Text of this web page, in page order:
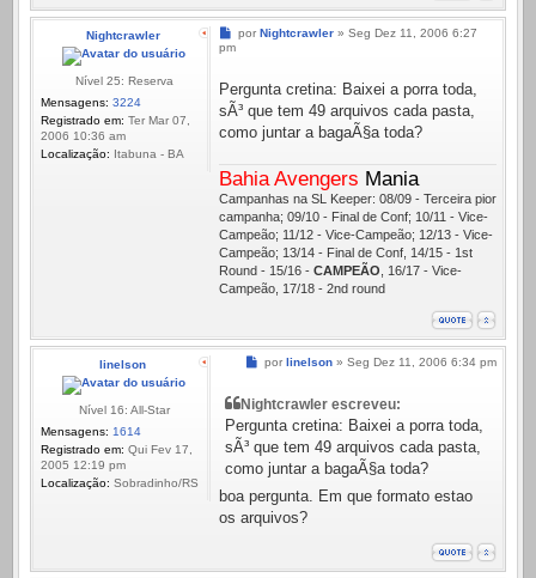
Nightcrawler
Nível 25: Reserva
Mensagens: 3224
Registrado em: Ter Mar 07,
2006 10:36 am
Localização: Itabuna - BA
Mensagem
por Nightcrawler» Seg Dez 11, 2006 6:27
pm
Pergunta cretina: Baixei a porra toda,
sÃ³ que tem 49 arquivos cada pasta,
como juntar a bagaÃ§a toda?
Bahia Avengers Mania
Campanhas na SL Keeper: 08/09 - Terceira pior
campanha; 09/10 - Final de Conf; 10/11 - Vice-
Campeão; 11/12 - Vice-Campeão; 12/13 - Vice-
Campeão; 13/14 - Final de Conf, 14/15 - 1st
Round - 15/16 - CAMPEÃO , 16/17 - Vice-
Campeão, 17/18 - 2nd round
linelson
Nível 16: All-Star
Mensagens: 1614
Registrado em: Qui Fev 17,
2005 12:19 pm
Localização: Sobradinho/RS
Mensagem
por linelson » Seg Dez 11, 2006 6:34 pm
Nightcrawler escreveu:
Pergunta cretina: Baixei a porra toda,
sÃ³ que tem 49 arquivos cada pasta,
como juntar a bagaÃ§a toda?
boa pergunta. Em que formato estao
os arquivos?